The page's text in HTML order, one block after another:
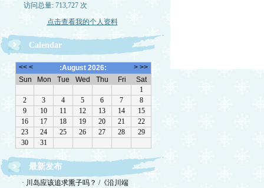
访问总量: 713,727 次
点击查看我的个人资料
Calendar
最新发布
· 川岛应该追求熏子吗？ /《沿川端